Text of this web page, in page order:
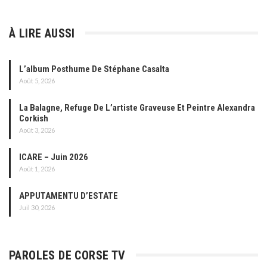
À LIRE AUSSI
L’album Posthume De Stéphane Casalta
Août 5, 2026
La Balagne, Refuge De L’artiste Graveuse Et Peintre Alexandra
Corkish
Août 3, 2026
ICARE – Juin 2026
Août 1, 2026
APPUTAMENTU D’ESTATE
Juil 30, 2026
PAROLES DE CORSE TV